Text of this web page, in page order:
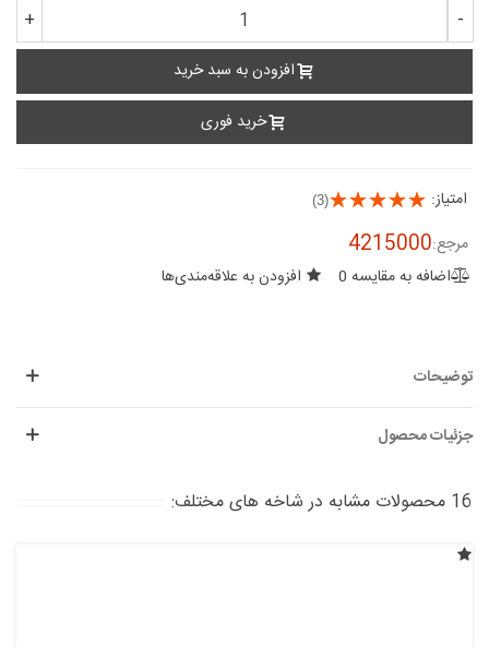
-
+
افزودن به سبد خرید
خرید فوری
امتیاز: (3)
مرجع:4215000
اضافه به مقایسه 0 افزودن به علاقه‌مندی‌ها
توضیحات
جزئیات محصول
16 محصولات مشابه در شاخه های مختلف: